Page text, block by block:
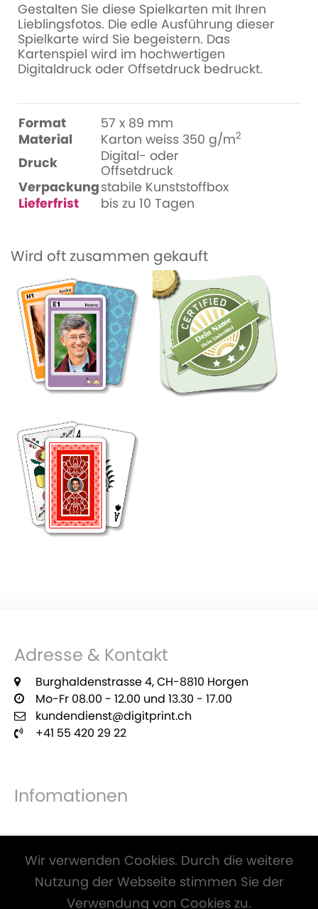
Gestalten Sie diese Spielkarten mit Ihren
Lieblingsfotos. Die edle Ausführung dieser
Spielkarte wird Sie begeistern. Das
Kartenspiel wird im hochwertigen
Digitaldruck oder Offsetdruck bedruckt.
Format
57 x 89 mm
Material
Karton weiss 350 g/m2
Druck
Digital- oder
Offsetdruck
Verpackungstabile Kunststoffbox
Lieferfrist
bis zu 10 Tagen
Wird oft zusammen gekauft
Adresse & Kontakt
Burghaldenstrasse 4, CH-8810 Horgen
Mo-Fr 08.00 - 12.00 und 13.30 - 17.00
kundendienst@digitprint.ch
+41 55 420 29 22
Infomationen
Wir verwenden Cookies. Durch die weitere
Nutzung der Webseite stimmen Sie der
Verwendung von Cookies zu.